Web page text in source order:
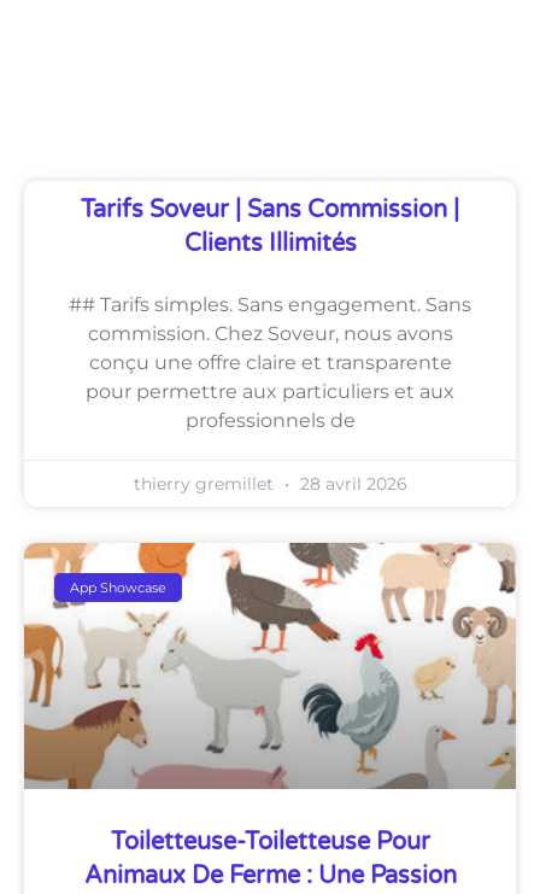
Tarifs Soveur | Sans Commission |
Clients Illimités
## Tarifs simples. Sans engagement. Sans
commission. Chez Soveur, nous avons
conçu une offre claire et transparente
pour permettre aux particuliers et aux
professionnels de
thierry gremillet 28 avril 2026
App Showcase
Toiletteuse-Toiletteuse Pour
Animaux De Ferme : Une Passion